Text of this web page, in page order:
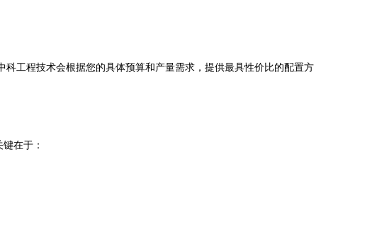
工程技术会根据您的具体预算和产量需求，提供最具性价比的配置方
在于：